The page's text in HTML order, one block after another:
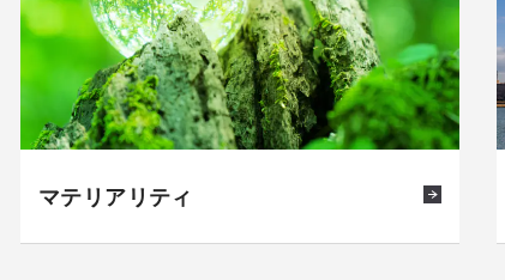
マテリアリティ